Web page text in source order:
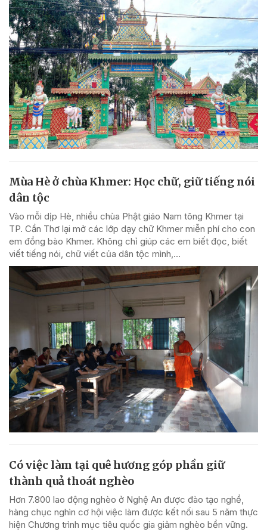
Mùa Hè ở chùa Khmer: Học chữ, giữ tiếng nói
dân tộc
Vào mỗi dịp Hè, nhiều chùa Phật giáo Nam tông Khmer tại
TP. Cần Thơ lại mở các lớp dạy chữ Khmer miễn phí cho con
em đồng bào Khmer. Không chỉ giúp các em biết đọc, biết
viết tiếng nói, chữ viết của dân tộc mình,...
Có việc làm tại quê hương góp phần giữ
thành quả thoát nghèo
Hơn 7.800 lao động nghèo ở Nghệ An được đào tạo nghề,
hàng chục nghìn cơ hội việc làm được kết nối sau 5 năm thực
hiện Chương trình mục tiêu quốc gia giảm nghèo bền vững.